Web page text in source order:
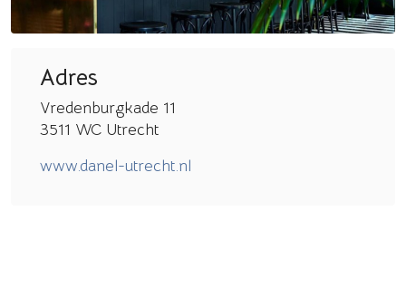
Adres
Vredenburgkade 11
3511 WC Utrecht
www.danel-utrecht.nl